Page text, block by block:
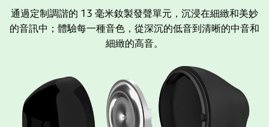
觸摸 x1：播放/暫停
觸摸 x3：Siri / Google 語音助手
長按約 1 秒：上一曲 長按約 1 秒：下一曲
通過定制調諧的 13 毫米釹製發聲單元，沉浸在細緻和美妙
的音訊中；體驗每一種音色，從深沉的低音到清晰的中音和
細緻的高音。